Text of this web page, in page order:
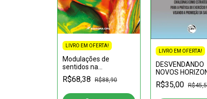
LIVRO EM OFERTA!
Modulações de
sentidos na
experiência
psicodélica: saúde
R$68,38 R$88,90
LIVRO EM OFERTA!
DESVENDANDO
NOVOS
PARA O
DA DOR
R$35,00